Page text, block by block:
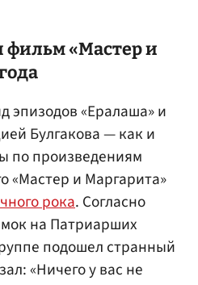
«Мастер и
эпизодов «Ералаша» и
Булгакова — как и
по произведениям
«Мастер и Маргарита»
рока. Согласно
на Патриарших
подошел странный
«Ничего у вас не